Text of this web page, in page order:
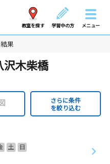
教室を探す 学習中の方 メニュー
果
沢木柴橋
さらに条件
を絞り込む
土
日